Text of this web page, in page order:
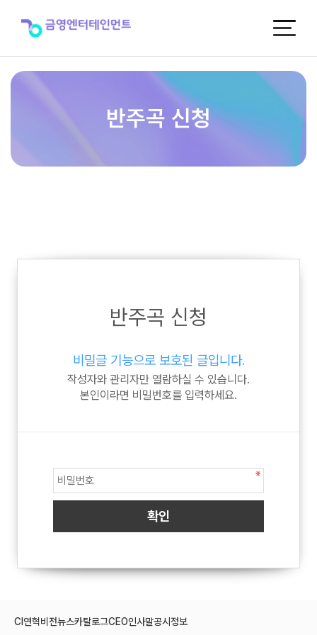
반주곡 신청
반주곡 신청
비밀글 기능으로 보호된 글입니다.
작성자와 관리자만 열람하실 수 있습니다.
본인이라면 비밀번호를 입력하세요.
CI 연혁비전뉴스카탈로그CEO인사말공시정보